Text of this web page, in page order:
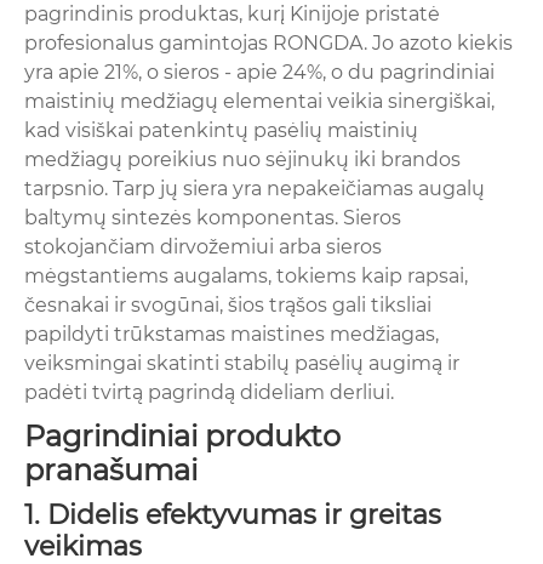
pagrindinis produktas, kurį Kinijoje pristatė
profesionalus gamintojas RONGDA. Jo azoto kiekis
yra apie 21%, o sieros - apie 24%, o du pagrindiniai
maistinių medžiagų elementai veikia sinergiškai,
kad visiškai patenkintų pasėlių maistinių
medžiagų poreikius nuo sėjinukų iki brandos
tarpsnio. Tarp jų siera yra nepakeičiamas augalų
baltymų sintezės komponentas. Sieros
stokojančiam dirvožemiui arba sieros
mėgstantiems augalams, tokiems kaip rapsai,
česnakai ir svogūnai, šios trąšos gali tiksliai
papildyti trūkstamas maistines medžiagas,
veiksmingai skatinti stabilų pasėlių augimą ir
padėti tvirtą pagrindą dideliam derliui.
Pagrindiniai produkto
pranašumai
1. Didelis efektyvumas ir greitas
veikimas